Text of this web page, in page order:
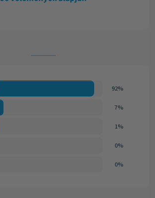
92%
7%
1%
0%
0%